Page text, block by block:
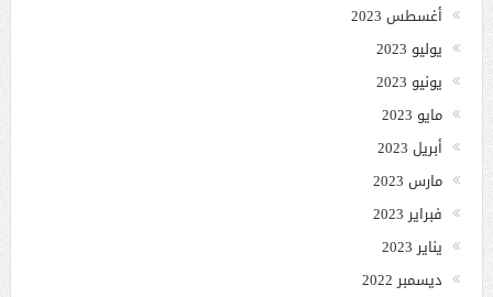
أغسطس 2023
يوليو 2023
يونيو 2023
مايو 2023
أبريل 2023
مارس 2023
فبراير 2023
يناير 2023
ديسمبر 2022